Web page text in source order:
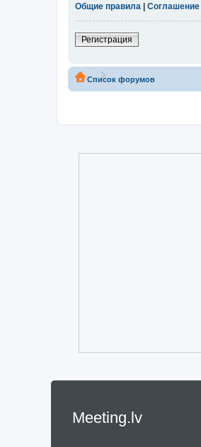
Общие правила
Соглашение
Регистрация
Список форумов
Meeting.lv